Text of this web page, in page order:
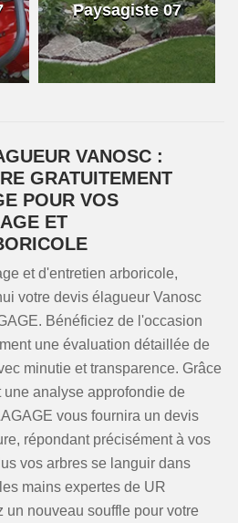
Paysagiste 07
VANOSC :
GRATUITEMENT
POUR VOS
ET
et d'entretien arboricole,
votre devis élagueur Vanosc
Bénéficiez de l'occasion
une évaluation détaillée de
minutie et transparence. Grâce
analyse approfondie de
vous fournira un devis
répondant précisément à vos
vos arbres se languir dans
mains expertes de UR
un nouveau souffle pour votre